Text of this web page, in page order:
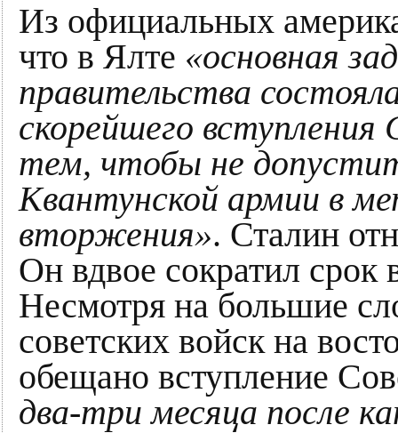
Из официальных
что в Ялте «основная
правительства
скорейшего
тем, чтобы не
Квантунской армии в
вторжения». Сталин
Он вдвое сократил
Несмотря на большие
советских войск на
обещано вступление
два-три месяца после